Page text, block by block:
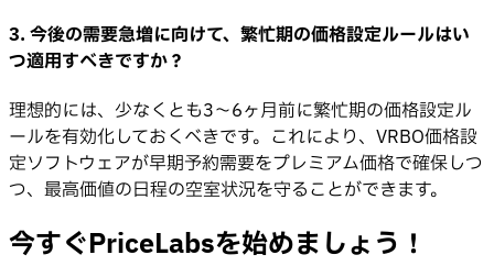
3. 今後の需要急増に向けて、繁忙期の価格設定ルールはい
つ適用すべきですか？
理想的には、少なくとも3〜6ヶ月前に繁忙期の価格設定ル
ールを有効化しておくべきです。これにより、VRBO価格設
定ソフトウェアが早期予約需要をプレミアム価格で確保しつ
つ、最高価値の日程の空室状況を守ることができます。
今すぐPriceLabsを始めましょう！